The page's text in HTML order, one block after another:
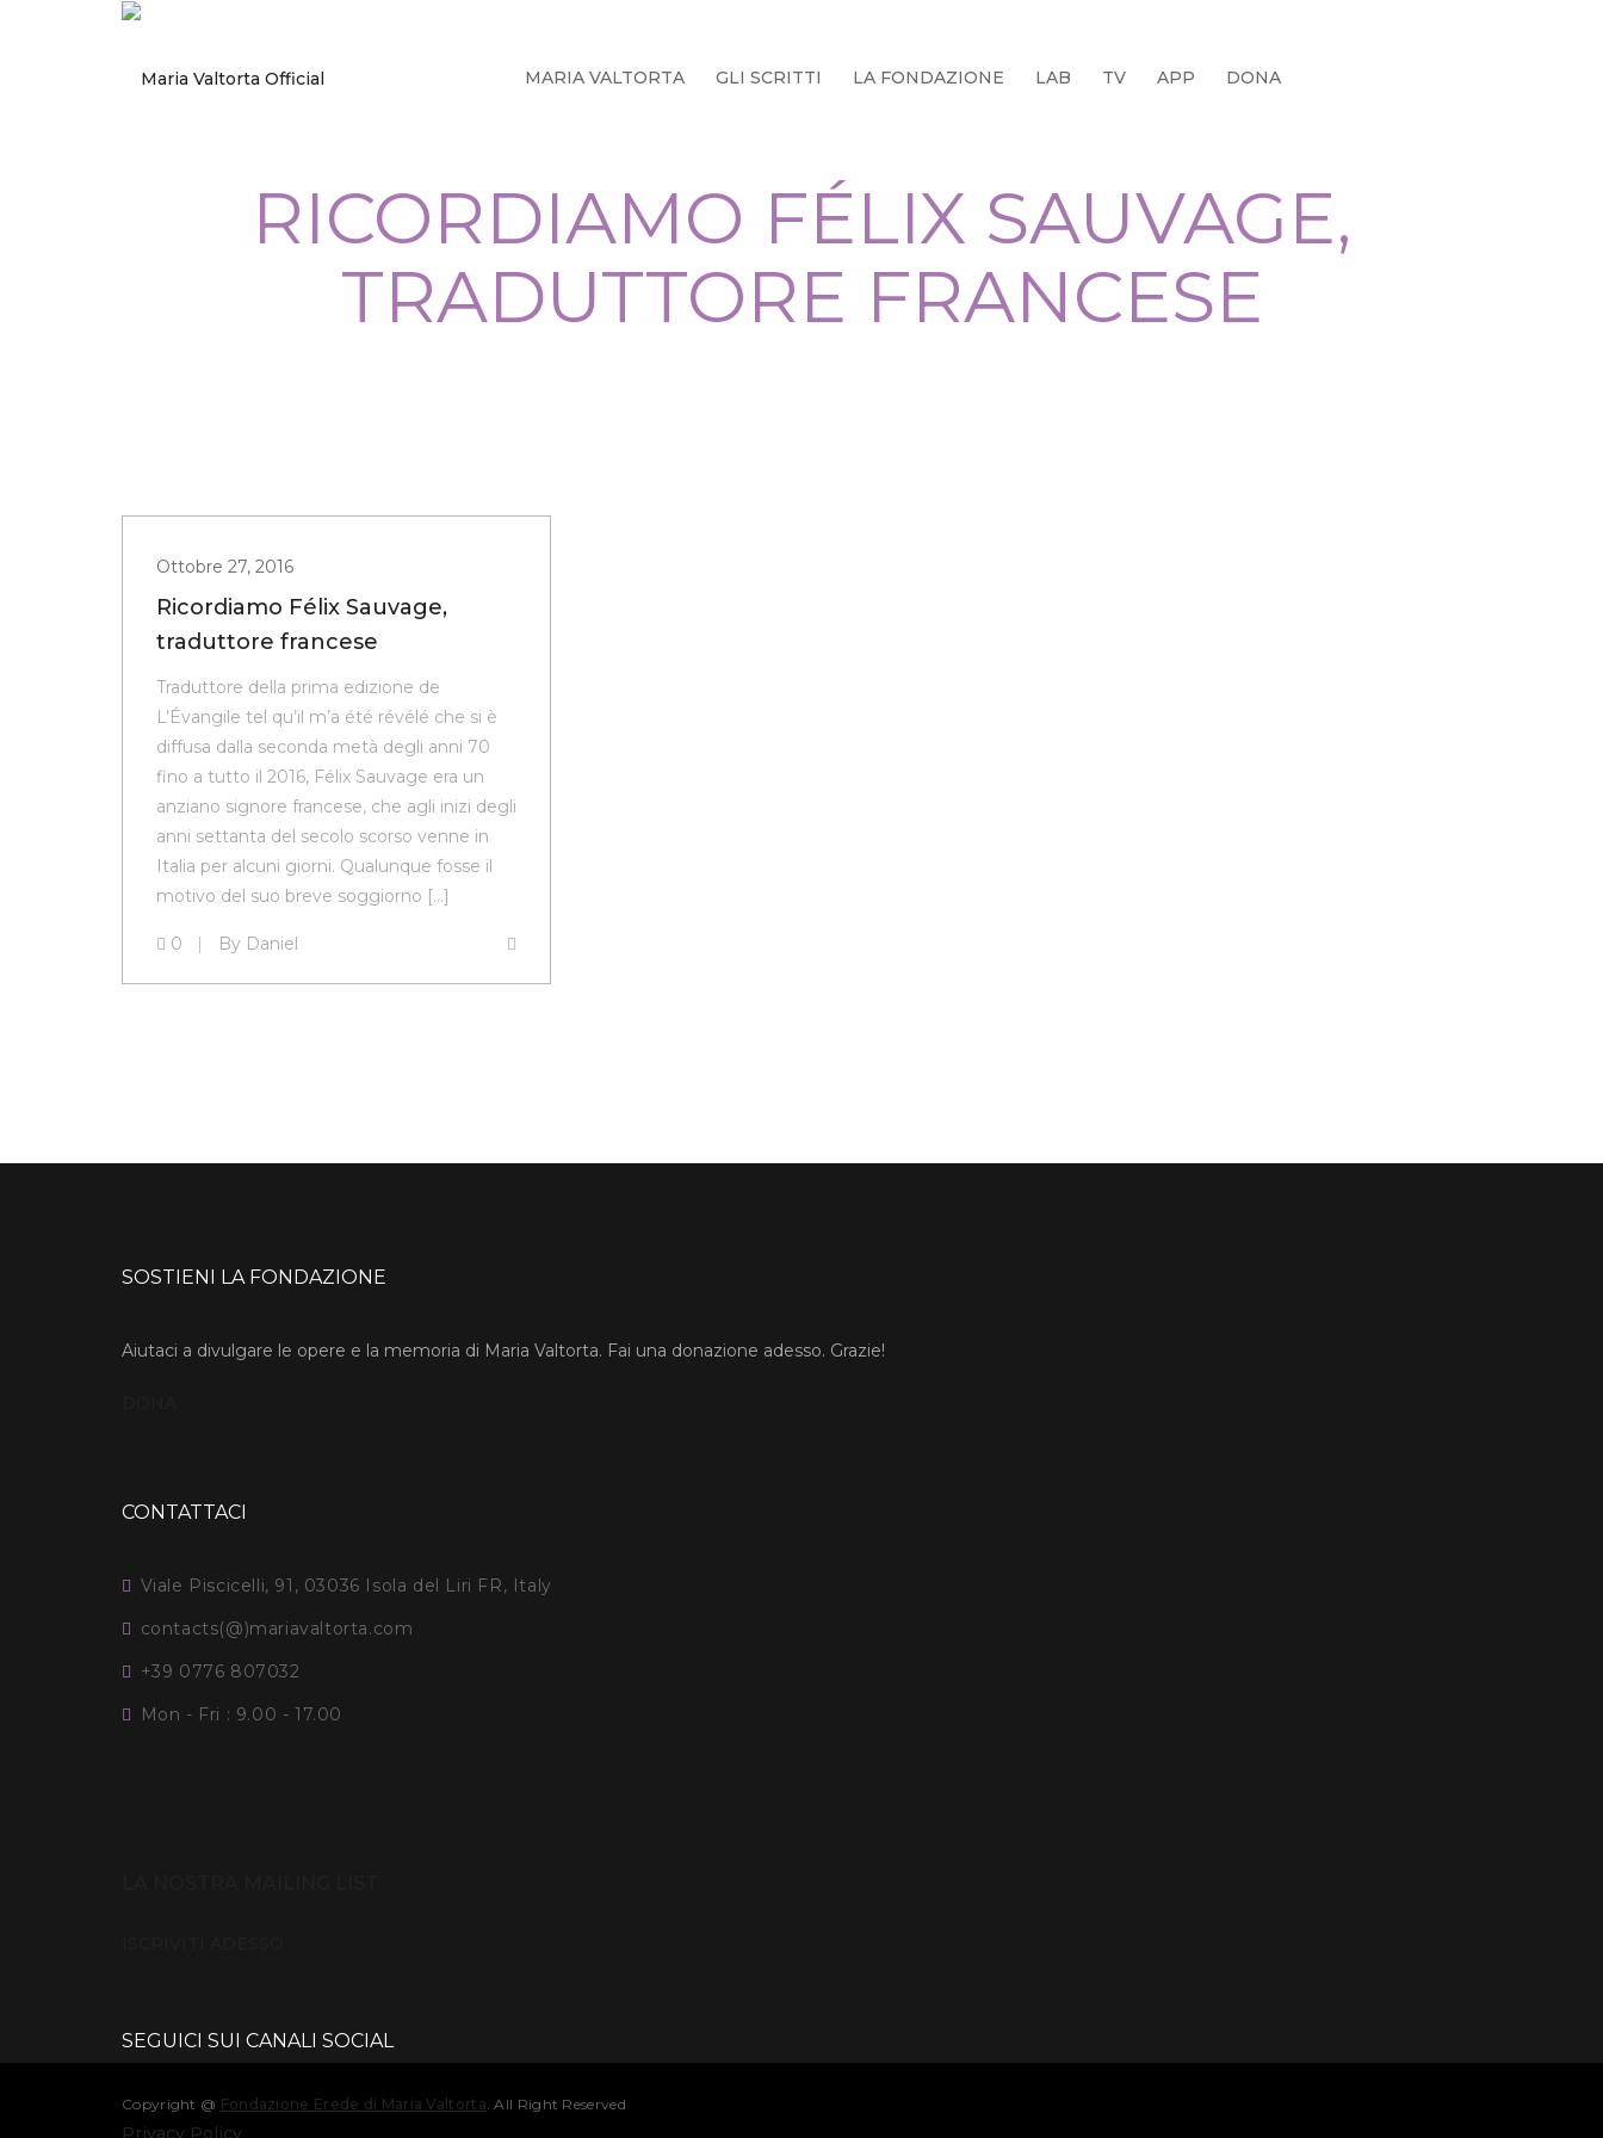
MARIA VALTORTA GLI SCRITTI LA FONDAZIONE LAB TV APP DONA
RICORDIAMO FÉLIX SAUVAGE,
TRADUTTORE FRANCESE
Ottobre 27, 2016
Ricordiamo Félix Sauvage,
traduttore francese
Traduttore della prima edizione de
L’Évangile tel qu’il m’a été révélé che si è
diffusa dalla seconda metà degli anni 70
fino a tutto il 2016, Félix Sauvage era un
anziano signore francese, che agli inizi degli
anni settanta del secolo scorso venne in
Italia per alcuni giorni. Qualunque fosse il
motivo del suo breve soggiorno […]
0 By Daniel
SOSTIENI LA FONDAZIONE
Aiutaci a divulgare le opere e la memoria di Maria Valtorta. Fai una donazione adesso. Grazie!
CONTATTACI
Viale Piscicelli, 91, 03036 Isola del Liri FR, Italy
contacts(@)mariavaltorta.com
+39 0776 807032
Mon - Fri : 9.00 - 17.00
SEGUICI SUI CANALI SOCIAL
Copyright @ Fondazione Erede di Maria Valtorta. All Right Reserved
Privacy Policy